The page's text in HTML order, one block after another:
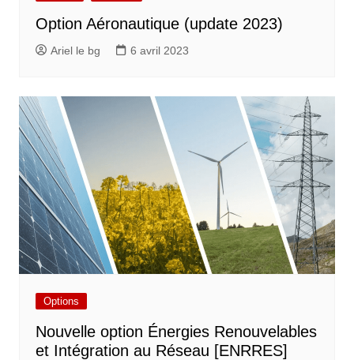
Option Aéronautique (update 2023)
Ariel le bg 6 avril 2023
Options
Nouvelle option Énergies Renouvelables
et Intégration au Réseau [ENRRES]